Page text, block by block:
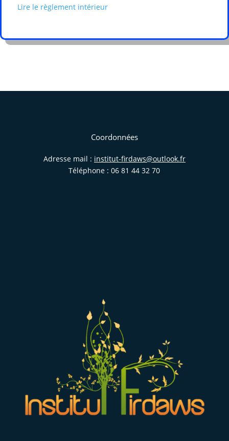
Lire le règlement intérieur
Coordonnées
Adresse mail : institut-firdaws@outlook.fr
Téléphone : 06 81 44 32 70